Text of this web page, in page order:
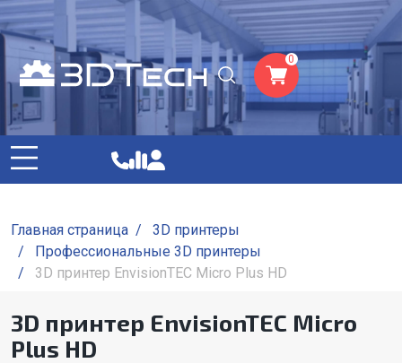
0
Главная страница /
3D принтеры
/
Профессиональные 3D принтеры
/
3D принтер EnvisionTEC Micro Plus HD
3D принтер EnvisionTEC Micro
Plus HD